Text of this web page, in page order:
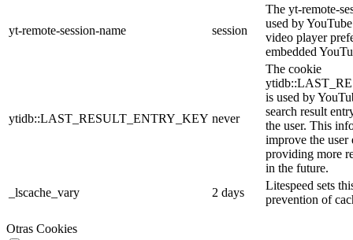
yt-remote-session-name session
The yt-remote-
used by
video player
embedded
ytidb::LAST_RESULT_ENTRY_KEY never
The cookie
is used by
search result
the user. This
improve the user
providing more
in the future.
_lscache_vary
2 days
Litespeed sets
prevention of
Otras Cookies